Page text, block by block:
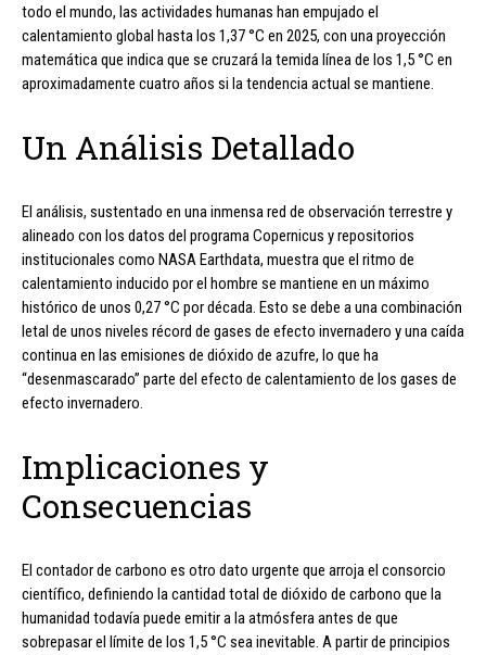
todo el mundo, las actividades humanas han empujado el
calentamiento global hasta los 1,37 °C en 2025, con una proyección
matemática que indica que se cruzará la temida línea de los 1,5 °C en
aproximadamente cuatro años si la tendencia actual se mantiene.
Un Análisis Detallado
El análisis, sustentado en una inmensa red de observación terrestre y
alineado con los datos del programa Copernicus y repositorios
institucionales como NASA Earthdata, muestra que el ritmo de
calentamiento inducido por el hombre se mantiene en un máximo
histórico de unos 0,27 °C por década. Esto se debe a una combinación
letal de unos niveles récord de gases de efecto invernadero y una caída
continua en las emisiones de dióxido de azufre, lo que ha
“desenmascarado” parte del efecto de calentamiento de los gases de
efecto invernadero.
Implicaciones y
Consecuencias
El contador de carbono es otro dato urgente que arroja el consorcio
científico, definiendo la cantidad total de dióxido de carbono que la
humanidad todavía puede emitir a la atmósfera antes de que
sobrepasar el límite de los 1,5 °C sea inevitable. A partir de principios